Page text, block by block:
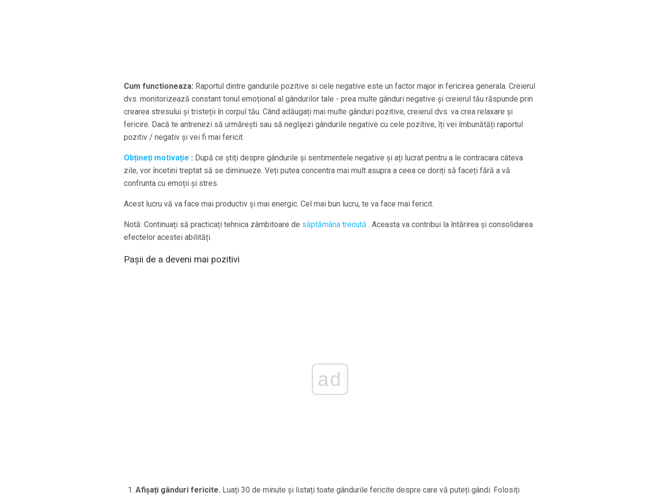
Cum functioneaza: Raportul dintre gandurile pozitive si cele negative este un factor major in fericirea generala. Creierul
dvs. monitorizează constant tonul emoțional al gândurilor tale - prea multe gânduri negative și creierul tău răspunde prin
crearea stresului și tristeții în corpul tău. Când adăugați mai multe gânduri pozitive, creierul dvs. va crea relaxare și
fericire. Dacă te antrenezi să urmărești sau să neglijezi gândurile negative cu cele pozitive, îți vei îmbunătăți raportul
pozitiv / negativ și vei fi mai fericit.
Obțineți motivație : După ce știți despre gândurile și sentimentele negative și ați lucrat pentru a le contracara câteva
zile, vor încetini treptat să se diminueze. Veți putea concentra mai mult asupra a ceea ce doriți să faceți fără a vă
confrunta cu emoții și stres.
Acest lucru vă va face mai productiv și mai energic. Cel mai bun lucru, te va face mai fericit.
Notă: Continuați să practicați tehnica zâmbitoare de săptămâna trecută . Aceasta va contribui la întărirea și consolidarea
efectelor acestei abilități.
Pașii de a deveni mai pozitivi
ad
Afișați gânduri fericite. Luați 30 de minute și listați toate gândurile fericite despre care vă puteți gândi. Folosiți